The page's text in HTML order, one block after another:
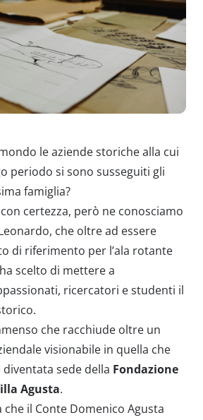
le aziende storiche alla cui
periodo si sono susseguiti gli
famiglia?
certezza, però ne conosciamo
che oltre ad essere
di riferimento per l’ala rotante
scelto di mettere a
ricercatori e studenti il
che racchiude oltre un
visionabile in quella che
sede della Fondazione
Agusta.
il Conte Domenico Agusta